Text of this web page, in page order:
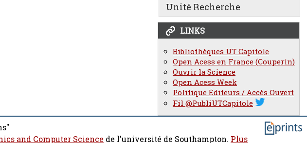
Unité Recherche
LINKS
Bibliothèques UT Capitole
Open Acess en France (Couperin)
Ouvrir la Science
Open Acess Week
Politique Éditeurs / Accès Ouvert
Fil @PubliUTCapitole
and Computer Science de l'université de Southampton. Plus